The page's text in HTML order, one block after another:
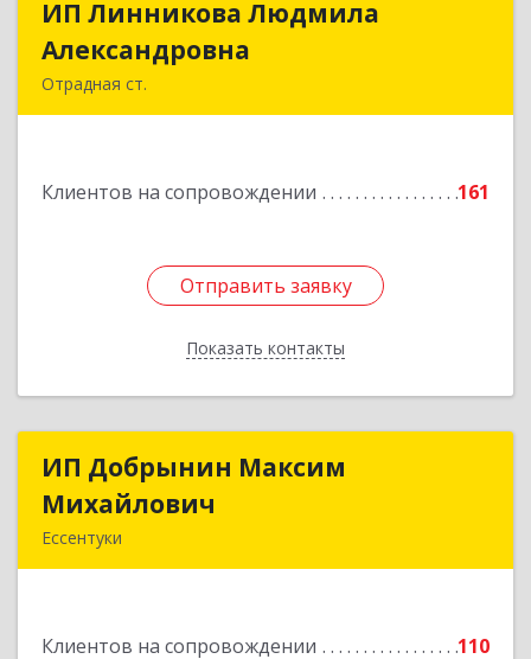
ИП Линникова Людмила
Александровна
Отрадная ст.
Клиентов на сопровождении 161
Отправить заявку
Показать контакты
ИП Линникова Людмила
Подробнее
Отправить заявку
Назад
ИП Добрынин Максим
Михайлович
Ессентуки
Клиентов на сопровождении 110
ИП Добрынин Максим
Подробнее